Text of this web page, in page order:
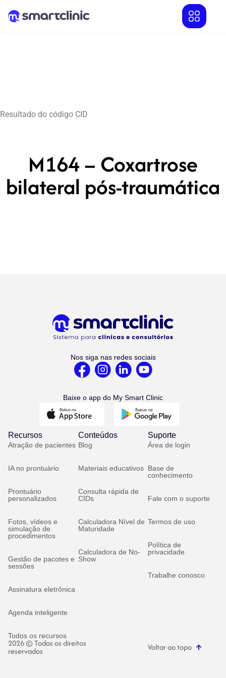
Resultado do código CID
M164 – Coxartrose
bilateral pós-traumática
Nos siga nas redes sociais
Baixe o app do My Smart Clinic
Recursos
Atração de pacientes
IA no prontuário
Prontuário
personalizados
Fotos, vídeos e
simulação de
procedimentos
Gestão de pacotes e
sessões
Assinatura eletrônica
Agenda inteligente
Todos os recursos
Conteúdos
Blog
Materiais educativos
Consulta rápida de
CIDs
Calculadora Nível de
Maturidade
Calculadora de No-
Show
Suporte
Área de login
Base de
conhecimento
Fale com o suporte
Termos de uso
Política de
privacidade
Trabalhe conosco
2026 © Todos os direitos
reservados Voltar ao topo